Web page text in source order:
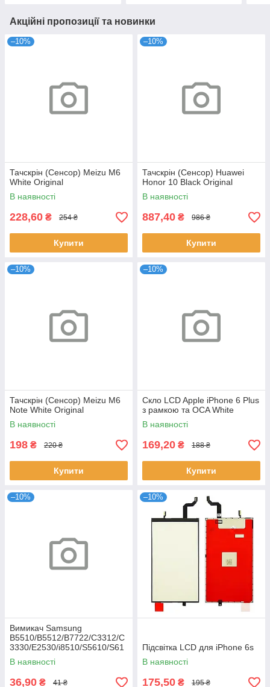
Акційні пропозиції та новинки
–10%
Тачскрін (Сенсор) Meizu M6
White Original
В наявності
228,60 ₴ 254 ₴
Купити
–10%
Тачскрін (Сенсор) Huawei
Honor 10 Black Original
В наявності
887,40 ₴ 986 ₴
Купити
–10%
Тачскрін (Сенсор) Meizu M6
Note White Original
В наявності
198 ₴ 220 ₴
Купити
–10%
Скло LCD Apple iPhone 6 Plus
з рамкою та OCA White
В наявності
169,20 ₴ 188 ₴
Купити
–10%
Вимикач Samsung
B5510/B5512/B7722/C3312/C
3330/E2530/i8510/S5610/S61
02
В наявності
36,90 ₴ 41 ₴
–10%
Підсвітка LCD для iPhone 6s
В наявності
175,50 ₴ 195 ₴